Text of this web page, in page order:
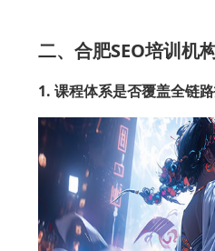
二、合肥SEO培训机
1. 课程体系是否覆盖全链